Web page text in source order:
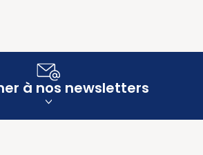
à nos newsletters